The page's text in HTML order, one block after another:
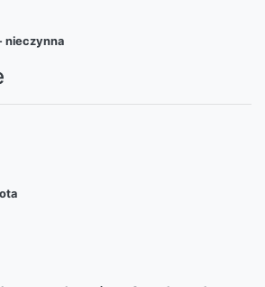
nieczynna